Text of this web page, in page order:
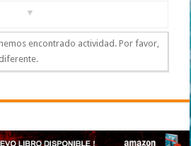
encontrado actividad. Por favor,